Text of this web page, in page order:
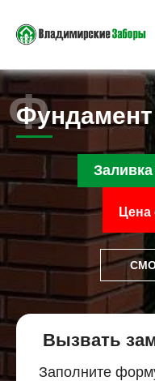
Цена
Вызвать
Заполните